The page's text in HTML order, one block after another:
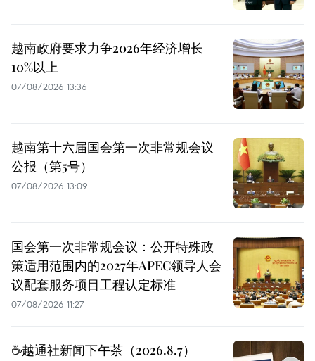
越南政府要求力争2026年经济增长
10%以上
07/08/2026 13:36
越南第十六届国会第一次非常规会议
公报（第5号）
07/08/2026 13:09
国会第一次非常规会议：公开特殊政
策适用范围内的2027年APEC领导人会
议配套服务项目工程认定标准
07/08/2026 11:27
☕️越通社新闻下午茶（2026.8.7）